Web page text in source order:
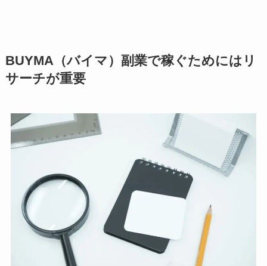
BUYMA（バイマ）副業で稼ぐためにはリ
サーチが重要